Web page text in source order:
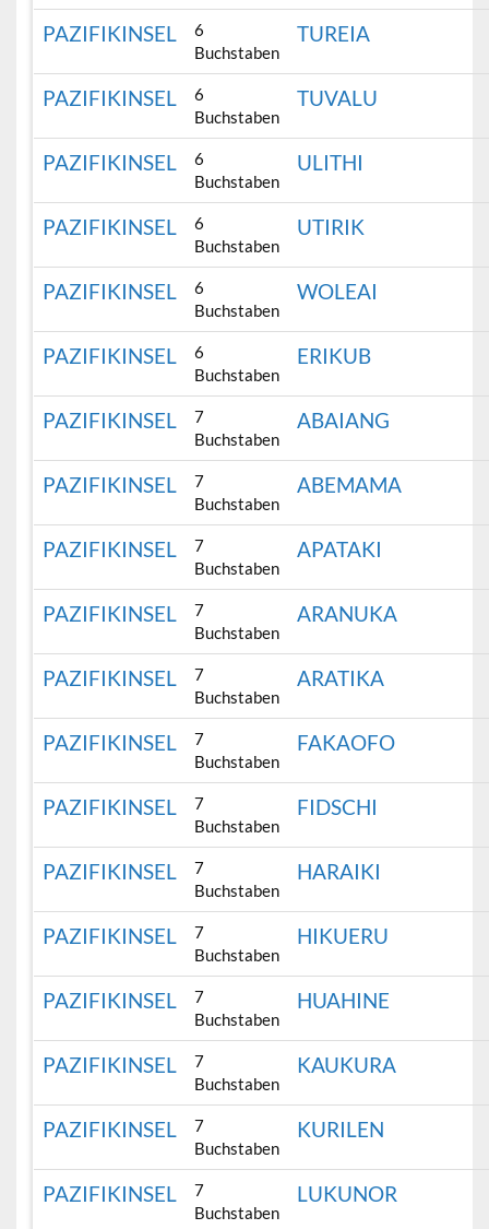
PAZIFIKINSEL
6
Buchstaben
TUREIA
PAZIFIKINSEL
6
Buchstaben
TUVALU
PAZIFIKINSEL
6
Buchstaben
ULITHI
PAZIFIKINSEL
6
Buchstaben
UTIRIK
PAZIFIKINSEL
6
Buchstaben
WOLEAI
PAZIFIKINSEL
6
Buchstaben
ERIKUB
PAZIFIKINSEL
7
Buchstaben
ABAIANG
PAZIFIKINSEL
7
Buchstaben
ABEMAMA
PAZIFIKINSEL
7
Buchstaben
APATAKI
PAZIFIKINSEL
7
Buchstaben
ARANUKA
PAZIFIKINSEL
7
Buchstaben
ARATIKA
PAZIFIKINSEL
7
Buchstaben
FAKAOFO
PAZIFIKINSEL
7
Buchstaben
FIDSCHI
PAZIFIKINSEL
7
Buchstaben
HARAIKI
PAZIFIKINSEL
7
Buchstaben
HIKUERU
PAZIFIKINSEL
7
Buchstaben
HUAHINE
PAZIFIKINSEL
7
Buchstaben
KAUKURA
PAZIFIKINSEL
7
Buchstaben
KURILEN
PAZIFIKINSEL
7
Buchstaben
LUKUNOR